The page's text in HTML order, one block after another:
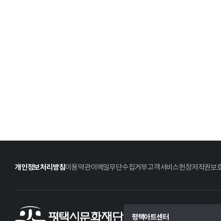
개인정보처리방침이용약관이메일무단수집거부고객서비스헌장저작권보
평택아트센터